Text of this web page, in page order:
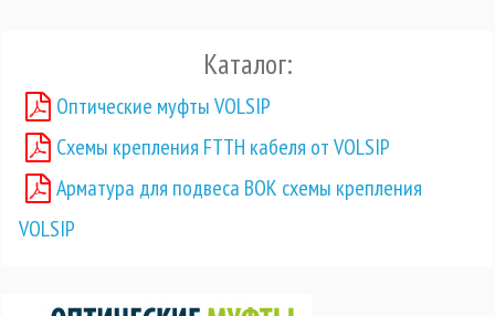
Каталог:
Оптические муфты VOLSIP
Схемы крепления FTTH кабеля от VOLSIP
Арматура для подвеса ВОК схемы крепления
VOLSIP